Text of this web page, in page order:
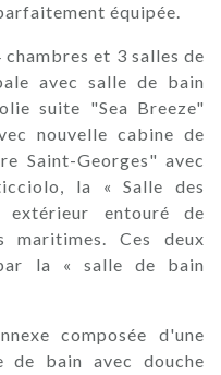
équipée.
chambres et 3 salles de
avec salle de bain
suite "Sea Breeze"
nouvelle cabine de
Saint-Georges" avec
la « Salle des
entouré de
maritimes. Ces deux
la « salle de bain
composée d'une
de bain avec douche